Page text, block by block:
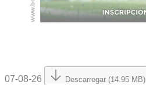
07-08-26 Descarregar (14.95 MB)